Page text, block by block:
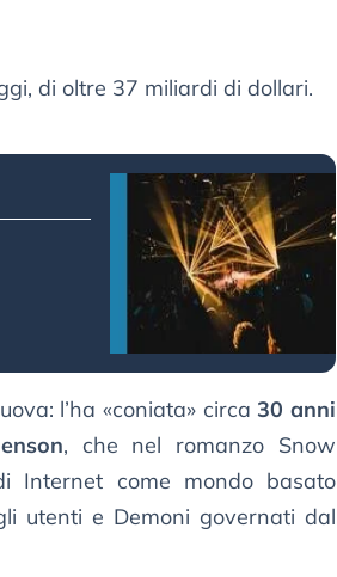
di oltre 37 miliardi di dollari.
l’ha «coniata» circa30 anni
, che nel romanzo Snow
Internet come mondo basato
utenti e Demoni governati dal